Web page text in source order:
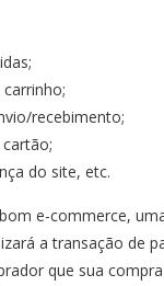
recebimento;
do site, etc.
e-commerce,
a transação de
que sua